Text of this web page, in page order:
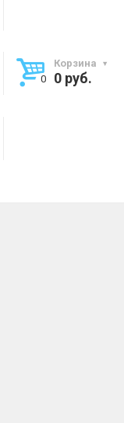
Корзина
0
0 руб.